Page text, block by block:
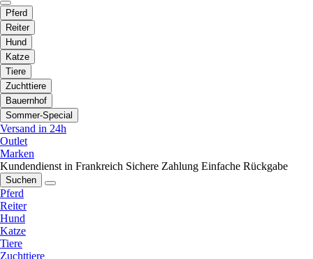
Pferd
Reiter
Hund
Katze
Tiere
Zuchttiere
Bauernhof
Sommer-Special
Versand in 24h
Outlet
Marken
Kundendienst in Frankreich Sichere Zahlung Einfache Rückgabe
Suchen
Pferd
Reiter
Hund
Katze
Tiere
Zuchttiere